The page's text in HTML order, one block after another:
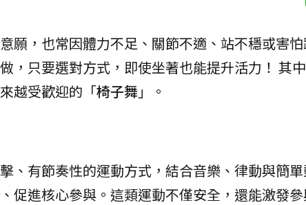
願，也常因體力不足、關節不適、站不穩或害
，只要選對方式，即使坐著也能提升活力！ 其
越受歡迎的「椅子舞」。
、有節奏性的運動方式，結合音樂、律動與簡
促進核心參與。這類運動不僅安全，還能激發